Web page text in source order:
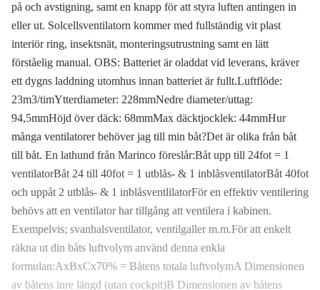
på och avstigning, samt en knapp för att styra luften antingen in
eller ut. Solcellsventilatorn kommer med fullständig vit plast
interiör ring, insektsnät, monteringsutrustning samt en lätt
förståelig manual. OBS: Batteriet är oladdat vid leverans, kräver
ett dygns laddning utomhus innan batteriet är fullt.Luftflöde:
23m3/timYtterdiameter: 228mmNedre diameter/uttag:
94,5mmHöjd över däck: 68mmMax däcktjocklek: 44mmHur
många ventilatorer behöver jag till min båt?Det är olika från båt
till båt. En lathund från Marinco föreslår:Båt upp till 24fot = 1
ventilatorBåt 24 till 40fot = 1 utblås- & 1 inblåsventilatorBåt 40fot
och uppåt 2 utblås- & 1 inblåsventlilatorFör en effektiv ventilering
behövs att en ventilator har tillgång att ventilera i kabinen.
Exempelvis; svanhalsventilator, ventilgaller m.m.För att enkelt
räkna ut din båts luftvolym använd denna enkla
formulan:AxBxCx70% = Båtens totala luftvolymA Dimensionen
av båtens inre längd (utan cockpit)B Dimensionen av båtens